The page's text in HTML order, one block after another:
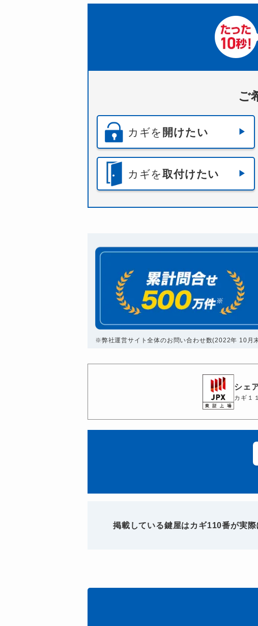
ご
カギを 開けたい
カギを取付けたい
※弊社運営サイト全体のお問い合わせ数(2022年 10月
シェ
カギ１
掲載している鍵屋はカギ110番が実